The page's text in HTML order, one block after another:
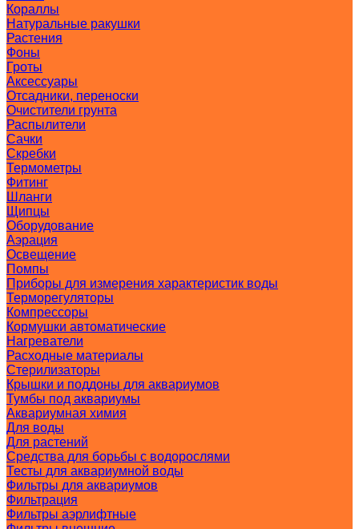
Кораллы
Натуральные ракушки
Растения
Фоны
Гроты
Аксессуары
Отсадники, переноски
Очистители грунта
Распылители
Сачки
Скребки
Термометры
Фитинг
Шланги
Щипцы
Оборудование
Аэрация
Освещение
Помпы
Приборы для измерения характеристик воды
Терморегуляторы
Компрессоры
Кормушки автоматические
Нагреватели
Расходные материалы
Стерилизаторы
Крышки и поддоны для аквариумов
Тумбы под аквариумы
Аквариумная химия
Для воды
Для растений
Средства для борьбы с водорослями
Тесты для аквариумной воды
Фильтры для аквариумов
Фильтрация
Фильтры аэрлифтные